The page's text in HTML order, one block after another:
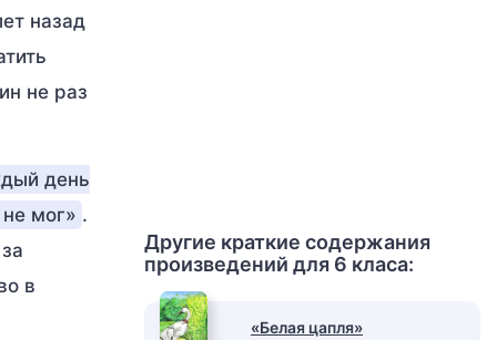
назад
не раз
день
мог» .
в
Другие краткие содержания
произведений для 6 класа:
«Белая цапля»